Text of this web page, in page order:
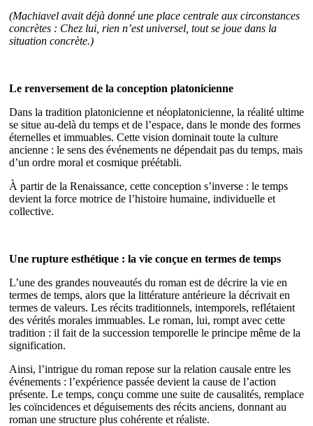
(Machiavel avait déjà donné une place centrale aux circonstances
concrètes : Chez lui, rien n’est universel, tout se joue dans la
situation concrète.)
Le renversement de la conception platonicienne
Dans la tradition platonicienne et néoplatonicienne, la réalité ultime
se situe au-delà du temps et de l’espace, dans le monde des formes
éternelles et immuables. Cette vision dominait toute la culture
ancienne : le sens des événements ne dépendait pas du temps, mais
d’un ordre moral et cosmique préétabli.
À partir de la Renaissance, cette conception s’inverse : le temps
devient la force motrice de l’histoire humaine, individuelle et
collective.
Une rupture esthétique : la vie conçue en termes de temps
L’une des grandes nouveautés du roman est de décrire la vie en
termes de temps, alors que la littérature antérieure la décrivait en
termes de valeurs. Les récits traditionnels, intemporels, reflétaient
des vérités morales immuables. Le roman, lui, rompt avec cette
tradition : il fait de la succession temporelle le principe même de la
signification.
Ainsi, l’intrigue du roman repose sur la relation causale entre les
événements : l’expérience passée devient la cause de l’action
présente. Le temps, conçu comme une suite de causalités, remplace
les coïncidences et déguisements des récits anciens, donnant au
roman une structure plus cohérente et réaliste.